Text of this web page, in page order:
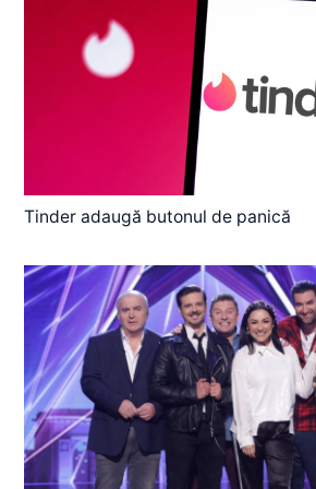
Tinder adaugă butonul de panică